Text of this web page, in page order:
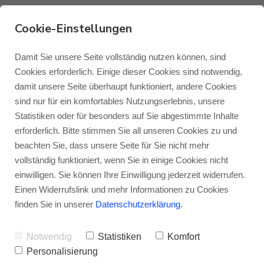
Monitor Audio
Monitor Audio Custom Install
Roksan
Blok
Blog Monitor Audio
Blog Roksan
Blog Blok
Monitor Audio Bronze
Cinema 300 7G im Test
bei AUDIO TEST
VON JENS RAGENOW 30.09.2025
Was muss ich heute ausgeben, um mir ein
bei Filmen, Spielen und Musik
Hause holen zu können? Monitor Audio
Cookie-Einstellungen
Damit Sie unsere Seite vollständig nutzen können, sind
Cookies erforderlich. Einige dieser Cookies sind notwendig,
damit unsere Seite überhaupt funktioniert, andere Cookies
sind nur für ein komfortables Nutzungserlebnis, unsere
Statistiken oder für besonders auf Sie abgestimmte Inhalte
erforderlich. Bitte stimmen Sie all unseren Cookies zu und
beachten Sie, dass unsere Seite für Sie nicht mehr
vollständig funktioniert, wenn Sie in einige Cookies nicht
einwilligen. Sie können Ihre Einwilligung jederzeit widerrufen.
Einen Widerrufslink und mehr Informationen zu Cookies
finden Sie in unserer Datenschutzerklärung.
Notwendig Statistiken
Komfort
Personalisierung